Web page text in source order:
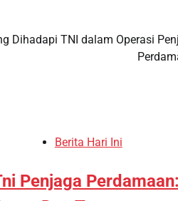
Dihadapi TNI dalam Operasi
Berita Hari Ini
Penjaga Perdamaan: